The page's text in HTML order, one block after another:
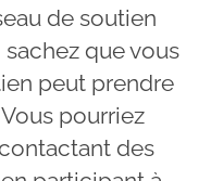
de soutien
sachez que vous
peut prendre
pourriez
des